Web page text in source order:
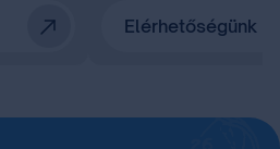
Elérhetőségünk